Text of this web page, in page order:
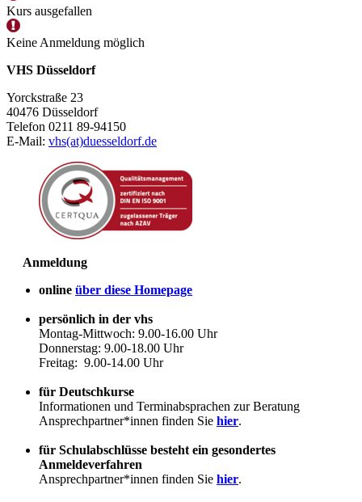
Kurs ausgefallen
Keine Anmeldung möglich
VHS Düsseldorf
Yorckstraße 23
40476 Düsseldorf
Telefon 0211 89-94150
E-Mail: vhs(at)duesseldorf.de
Anmeldung
online über diese Homepage
persönlich in der vhs
Montag-Mittwoch: 9.00-16.00 Uhr
Donnerstag: 9.00-18.00 Uhr
Freitag: 9.00-14.00 Uhr
für Deutschkurse
Informationen und Terminabsprachen zur Beratung
Ansprechpartner*innen finden Sie hier.
für Schulabschlüsse besteht ein gesondertes
Anmeldeverfahren
Ansprechpartner*innen finden Sie hier.